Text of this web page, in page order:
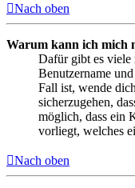
Nach oben
Warum kann ich mich
Dafür gibt es viele
Benutzername
Fall ist, wende
sicherzugehen,
möglich, dass ein
vorliegt, welches
Nach oben